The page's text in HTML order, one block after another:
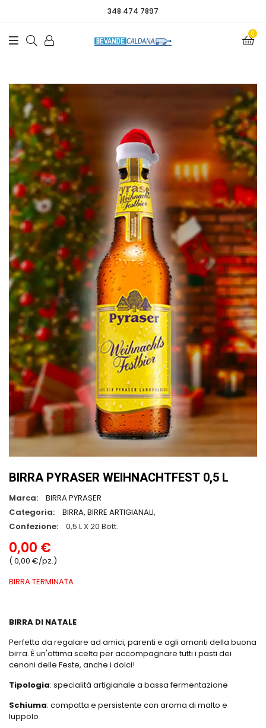
348 474 7897
0
BIRRA PYRASER WEIHNACHTFEST 0,5 L
Marca:
BIRRA PYRASER
Categoria:
BIRRA, BIRRE ARTIGIANALI,
Confezione:
0,5 L X 20 Bott.
0,00 €
( 0,00 €/pz.)
BIRRA TERMINATA
BIRRA DI NATALE
Perfetta da regalare ad amici, parenti e agli amanti della buona
birra. È un'ottima scelta per accompagnare tutti i pasti dei
cenoni delle Feste, anche i dolci!
Tipologia: specialità artigianale a bassa fermentazione
Schiuma: compatta e persistente con aroma di malto e
luppolo